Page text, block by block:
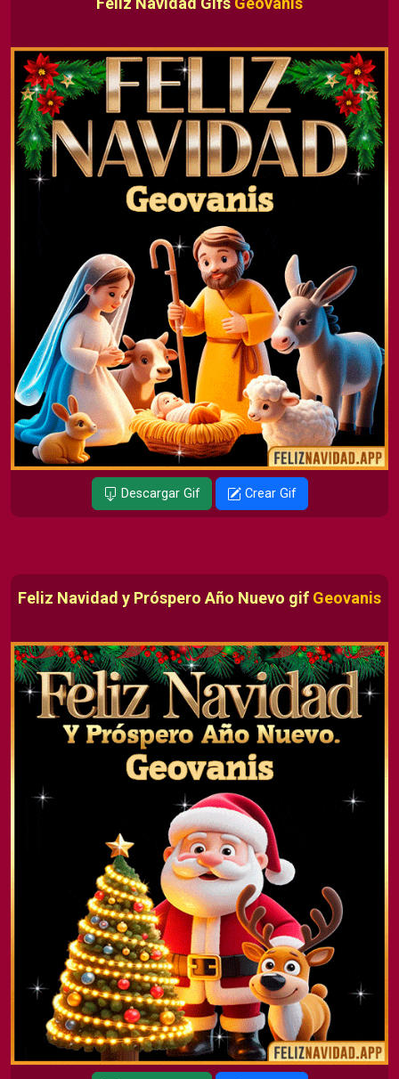
Descargar Gif Crear Gif
Feliz Navidad y Próspero Año Nuevo gif Geovanis